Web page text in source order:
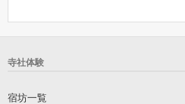
寺社体験
宿坊一覧